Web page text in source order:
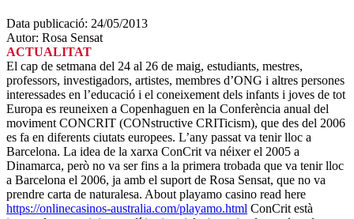
Data publicació: 24/05/2013
Autor: Rosa Sensat
ACTUALITAT
El cap de setmana del 24 al 26 de maig, estudiants, mestres,
professors, investigadors, artistes, membres d’ONG i altres persones
interessades en l’educació i el coneixement dels infants i joves de tot
Europa es reuneixen a Copenhaguen en la Conferència anual del
moviment CONCRIT (CONstructive CRITicism), que des del 2006
es fa en diferents ciutats europees. L’any passat va tenir lloc a
Barcelona. La idea de la xarxa ConCrit va néixer el 2005 a
Dinamarca, però no va ser fins a la primera trobada que va tenir lloc
a Barcelona el 2006, ja amb el suport de Rosa Sensat, que no va
prendre carta de naturalesa. About playamo casino read here
https://onlinecasinos-australia.com/playamo.html ConCrit està